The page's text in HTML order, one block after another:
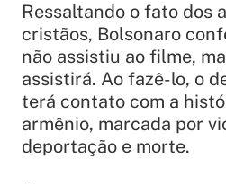
Ressaltando o fato dos
cristãos, Bolsonaro
não assistiu ao filme,
assistirá. Ao fazê-lo, o
terá contato com a
armênio, marcada por
deportação e morte.